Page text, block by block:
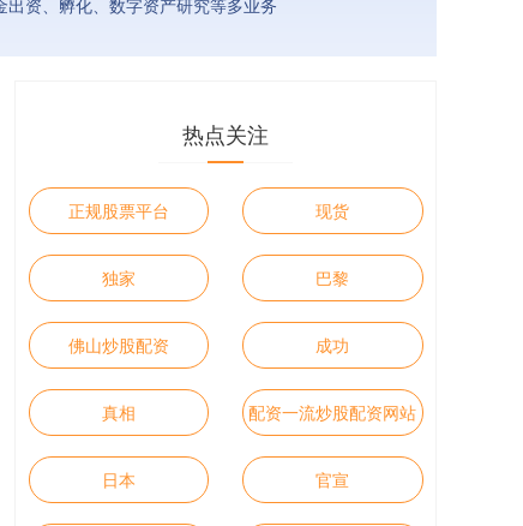
资、孵化、数字资产研究等多业务
热点关注
正规股票平台 现货
独家 巴黎
佛山炒股配资 成功
真相 配资一流炒股配资网站
日本 官宣